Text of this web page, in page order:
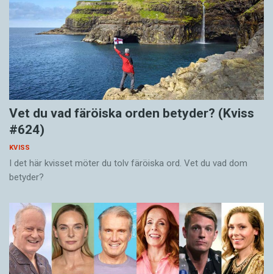
Vet du vad färöiska orden betyder? (Kviss
#624)
KVISS
I det här kvisset möter du tolv färöiska ord. Vet du vad dom
betyder?